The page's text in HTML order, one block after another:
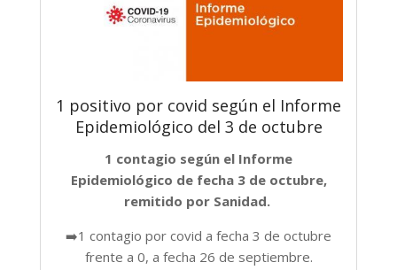
1 positivo por covid según el Informe
Epidemiológico del 3 de octubre
1 contagio según el Informe
Epidemiológico de fecha 3 de octubre,
remitido por Sanidad.
➡️1 contagio por covid a fecha 3 de octubre
frente a 0, a fecha 26 de septiembre.